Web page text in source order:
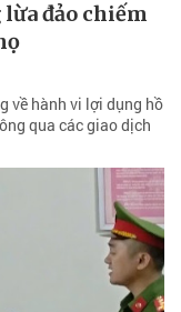
đảo chiếm
về hành vi lợi dụng hồ
qua các giao dịch